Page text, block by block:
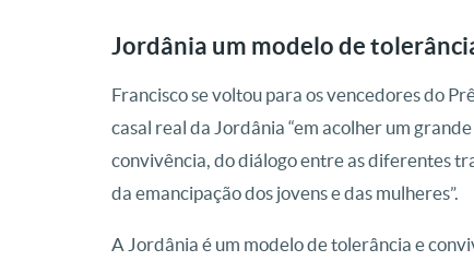
Jordânia um modelo de
Francisco se voltou para os vencedores do
casal real da Jordânia “em acolher um
convivência, do diálogo entre as diferentes
da emancipação dos jovens e das mulheres”.
A Jordânia é um modelo de tolerância e